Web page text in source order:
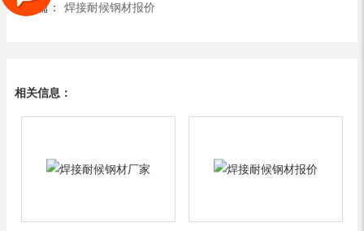
下一篇： 焊接耐候钢材报价
相关信息：